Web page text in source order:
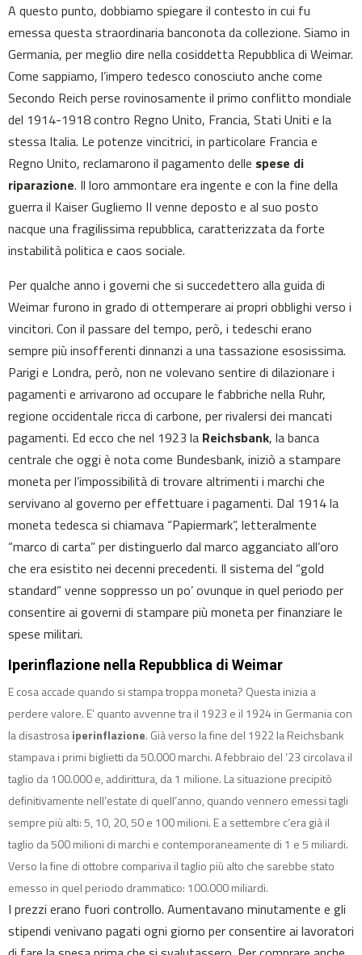
A questo punto, dobbiamo spiegare il contesto in cui fu
emessa questa straordinaria banconota da collezione. Siamo in
Germania, per meglio dire nella cosiddetta Repubblica di Weimar.
Come sappiamo, l’impero tedesco conosciuto anche come
Secondo Reich perse rovinosamente il primo conflitto mondiale
del 1914-1918 contro Regno Unito, Francia, Stati Uniti e la
stessa Italia. Le potenze vincitrici, in particolare Francia e
Regno Unito, reclamarono il pagamento delle spese di
riparazione. Il loro ammontare era ingente e con la fine della
guerra il Kaiser Gugliemo II venne deposto e al suo posto
nacque una fragilissima repubblica, caratterizzata da forte
instabilità politica e caos sociale.
Per qualche anno i governi che si succedettero alla guida di
Weimar furono in grado di ottemperare ai propri obblighi verso i
vincitori. Con il passare del tempo, però, i tedeschi erano
sempre più insofferenti dinnanzi a una tassazione esosissima.
Parigi e Londra, però, non ne volevano sentire di dilazionare i
pagamenti e arrivarono ad occupare le fabbriche nella Ruhr,
regione occidentale ricca di carbone, per rivalersi dei mancati
pagamenti. Ed ecco che nel 1923 la Reichsbank, la banca
centrale che oggi è nota come Bundesbank, iniziò a stampare
moneta per l’impossibilità di trovare altrimenti i marchi che
servivano al governo per effettuare i pagamenti. Dal 1914 la
moneta tedesca si chiamava “Papiermark”, letteralmente
“marco di carta” per distinguerlo dal marco agganciato all’oro
che era esistito nei decenni precedenti. Il sistema del “gold
standard” venne soppresso un po’ ovunque in quel periodo per
consentire ai governi di stampare più moneta per finanziare le
spese militari.
Iperinflazione nella Repubblica di Weimar
E cosa accade quando si stampa troppa moneta? Questa inizia a
perdere valore. E’ quanto avvenne tra il 1923 e il 1924 in Germania con
la disastrosaiperinflazione. Già verso la fine del 1922 la Reichsbank
stampava i primi biglietti da 50.000 marchi. A febbraio del ’23 circolava il
taglio da 100.000 e, addirittura, da 1 milione. La situazione precipitò
definitivamente nell’estate di quell’anno, quando vennero emessi tagli
sempre più alti: 5, 10, 20, 50 e 100 milioni. E a settembre c’era già il
taglio da 500 milioni di marchi e contemporaneamente di 1 e 5 miliardi.
Verso la fine di ottobre compariva il taglio più alto che sarebbe stato
emesso in quel periodo drammatico: 100.000 miliardi.
I prezzi erano fuori controllo. Aumentavano minutamente e gli
stipendi venivano pagati ogni giorno per consentire ai lavoratori